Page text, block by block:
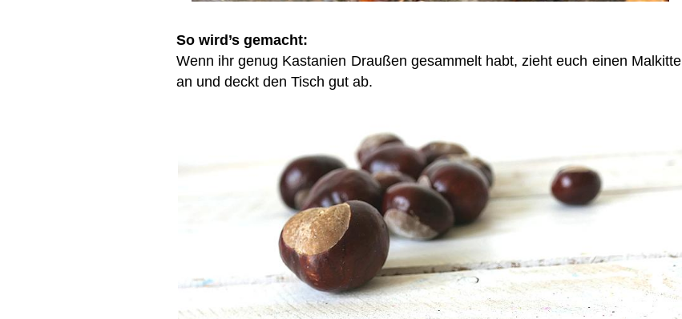
So wird’s gemacht:
Wenn ihr genug Kastanien Draußen gesammelt habt, zieht euch einen Malkittel
an und deckt den Tisch gut ab.